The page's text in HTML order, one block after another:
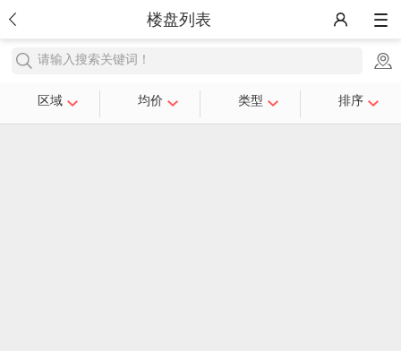
楼盘列表
请输入搜索关键词！
区域 均价 类型 排序